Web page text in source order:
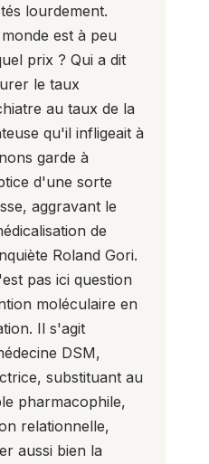
lourdement.
est à peu
prix ? Qui a dit
le taux
au taux de la
qu'il infligeait à
garde à
d'une sorte
aggravant le
de
Roland Gori.
pas ici question
moléculaire en
Il s'agit
DSM,
substituant au
pharmacophile,
relationnelle,
aussi bien la